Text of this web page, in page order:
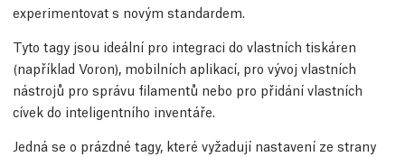
experimentovat s novým standardem.
Tyto tagy jsou ideální pro integraci do vlastních tiskáren
(například Voron), mobilních aplikací, pro vývoj vlastních
nástrojů pro správu filamentů nebo pro přidání vlastních
cívek do inteligentního inventáře.
Jedná se o prázdné tagy, které vyžadují nastavení ze strany